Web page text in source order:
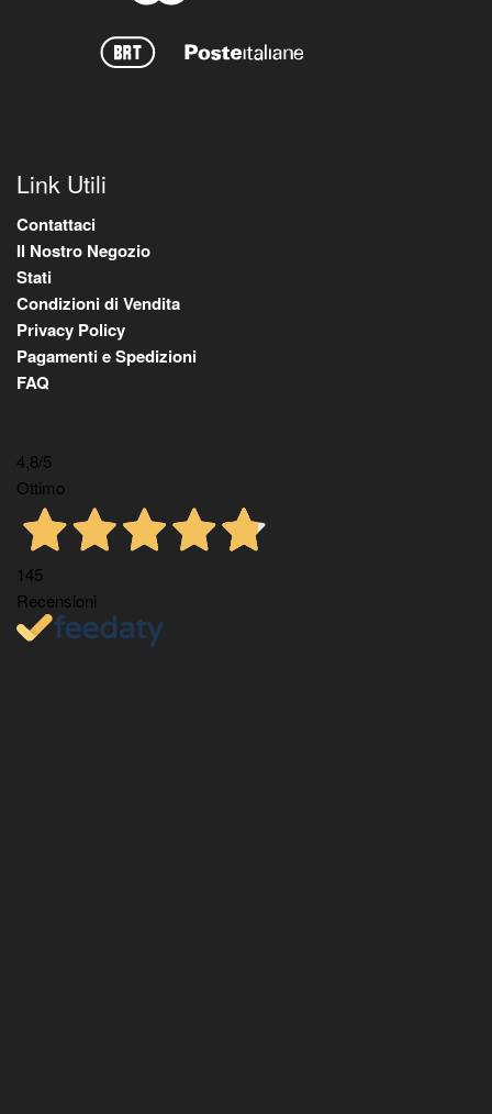
Link Utili
Contattaci
Il Nostro Negozio
Stati
Condizioni di Vendita
Privacy Policy
Pagamenti e Spedizioni
FAQ
4,8/5
Ottimo
145
Recensioni